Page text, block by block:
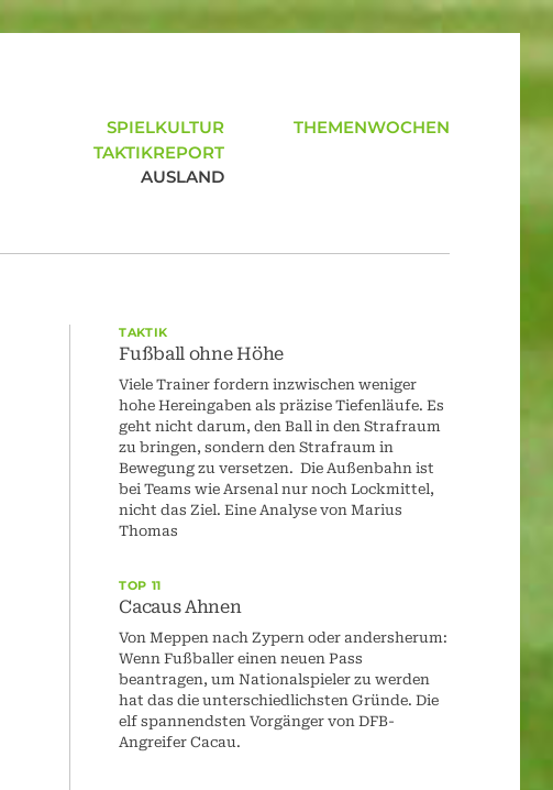
SPIELKULTUR
TAKTIKREPORT
AUSLAND
THEMENWOCHEN
TAKTIK
Fußball ohne Höhe
Viele Trainer fordern inzwischen weniger
hohe Hereingaben als präzise Tiefenläufe. Es
geht nicht darum, den Ball in den Strafraum
zu bringen, sondern den Strafraum in
Bewegung zu versetzen. Die Außenbahn ist
bei Teams wie Arsenal nur noch Lockmittel,
nicht das Ziel. Eine Analyse von Marius
Thomas
TOP 11
Cacaus Ahnen
Von Meppen nach Zypern oder andersherum:
Wenn Fußballer einen neuen Pass
beantragen, um Nationalspieler zu werden
hat das die unterschiedlichsten Gründe. Die
elf spannendsten Vorgänger von DFB-
Angreifer Cacau.